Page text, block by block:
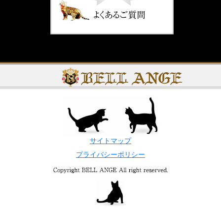
サイトマップ
プライバシーポリシー